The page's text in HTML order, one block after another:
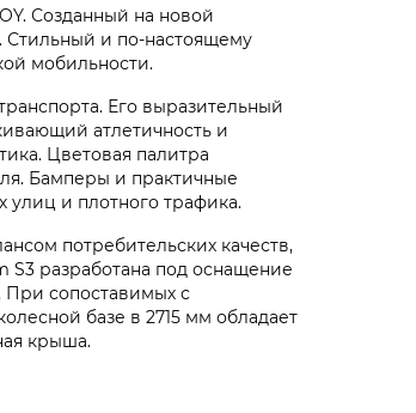
Созданный на новой
Стильный и по-настоящему
мобильности.
Его выразительный
атлетичность и
Цветовая палитра
Бамперы и практичные
улиц и плотного трафика.
потребительских качеств,
разработана под оснащение
При сопоставимых с
базе в 2715 мм обладает
крыша.